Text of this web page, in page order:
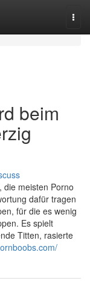
beim
die meisten Porno
dafür tragen
für die es wenig
Es spielt
Titten, rasierte